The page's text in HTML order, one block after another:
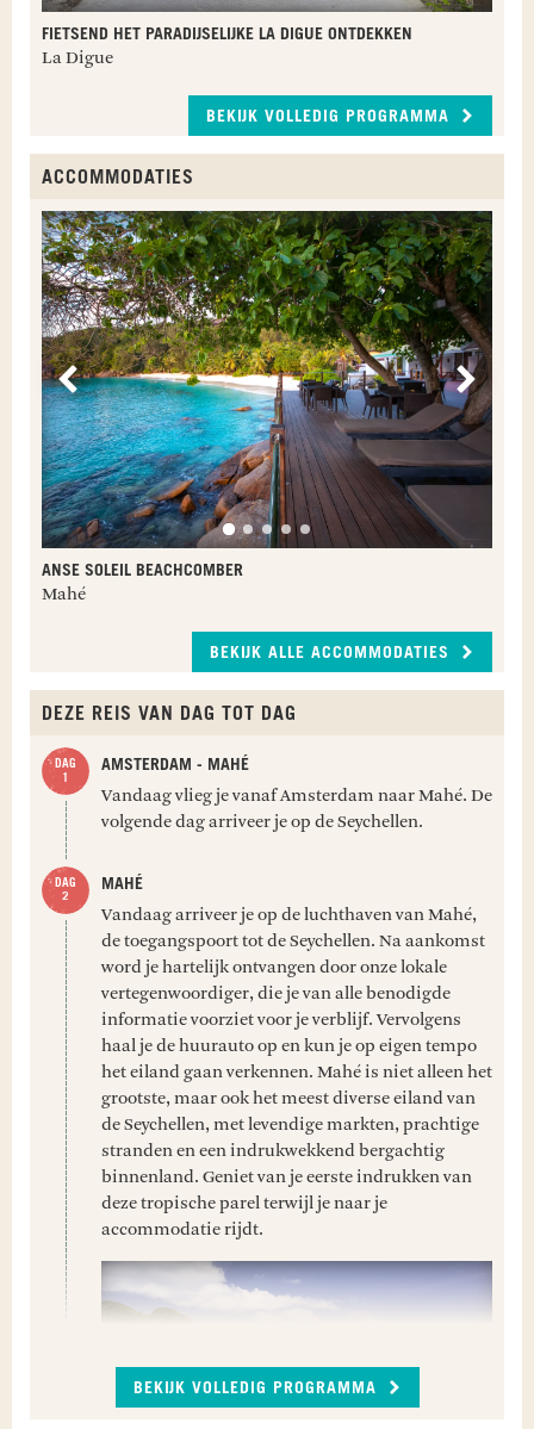
FIETSEND HET PARADIJSELIJKE LA DIGUE ONTDEKKEN
La Digue
BEKIJK VOLLEDIG PROGRAMMA
ACCOMMODATIES
Vorige
ANSE SOLEIL BEACHCOMBER
Mahé
BEKIJK ALLE ACCOMMODATIES
DEZE REIS VAN DAG TOT DAG
AMSTERDAM - MAHÉ
Vandaag vlieg je vanaf Amsterdam naar Mahé. De
volgende dag arriveer je op de Seychellen.
MAHÉ
Vandaag arriveer je op de luchthaven van Mahé,
de toegangspoort tot de Seychellen. Na aankomst
word je hartelijk ontvangen door onze lokale
vertegenwoordiger, die je van alle benodigde
informatie voorziet voor je verblijf. Vervolgens
haal je de huurauto op en kun je op eigen tempo
het eiland gaan verkennen. Mahé is niet alleen het
grootste, maar ook het meest diverse eiland van
de Seychellen, met levendige markten, prachtige
stranden en een indrukwekkend bergachtig
binnenland. Geniet van je eerste indrukken van
deze tropische parel terwijl je naar je
accommodatie rijdt.
BEKIJK VOLLEDIG PROGRAMMA